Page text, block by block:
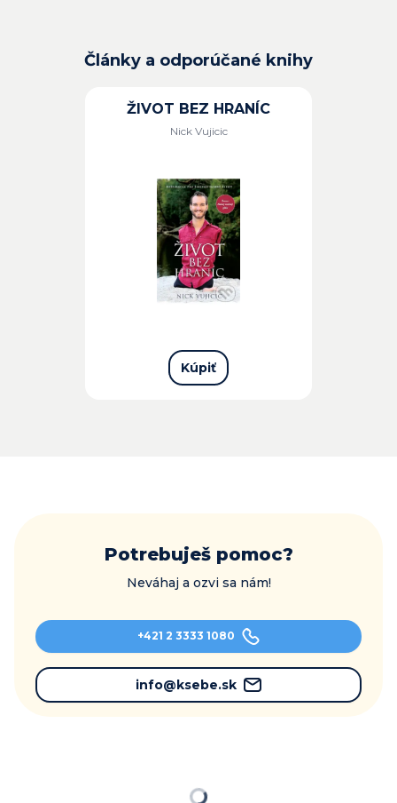
Články a odporúčané knihy
ŽIVOT BEZ HRANÍC
Nick Vujicic
Kúpiť
Potrebuješ pomoc?
Neváhaj a ozvi sa nám!
+421 2 3333 1080
info@ksebe.sk